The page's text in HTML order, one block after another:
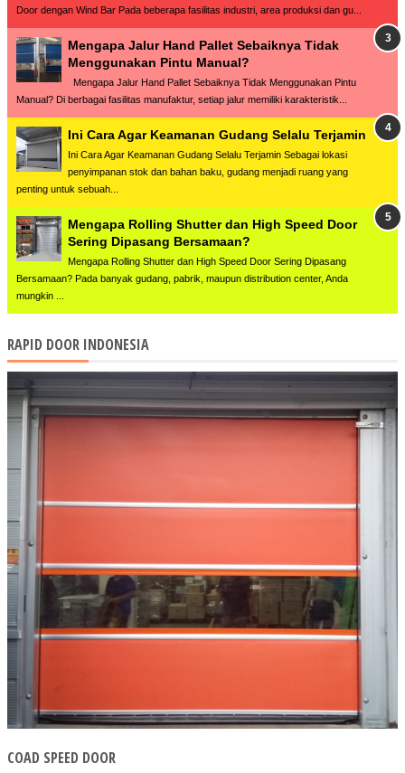
Door dengan Wind Bar Pada beberapa fasilitas industri, area produksi dan gu...
Mengapa Jalur Hand Pallet Sebaiknya Tidak
Menggunakan Pintu Manual?
Mengapa Jalur Hand Pallet Sebaiknya Tidak Menggunakan Pintu
Manual? Di berbagai fasilitas manufaktur, setiap jalur memiliki karakteristik...
Ini Cara Agar Keamanan Gudang Selalu Terjamin
Ini Cara Agar Keamanan Gudang Selalu Terjamin Sebagai lokasi
penyimpanan stok dan bahan baku, gudang menjadi ruang yang
penting untuk sebuah...
Mengapa Rolling Shutter dan High Speed Door
Sering Dipasang Bersamaan?
Mengapa Rolling Shutter dan High Speed Door Sering Dipasang
Bersamaan? Pada banyak gudang, pabrik, maupun distribution center, Anda
mungkin ...
RAPID DOOR INDONESIA
COAD SPEED DOOR